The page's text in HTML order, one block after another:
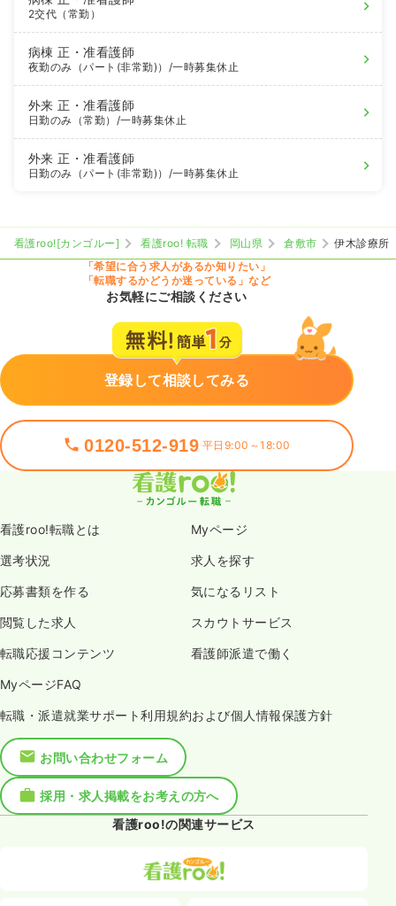
2交代（常勤）
病棟正・准看護師
夜勤のみ（パート(非常勤)） /一時募集休止
外来正・准看護師
日勤のみ（常勤） /一時募集休止
外来正・准看護師
日勤のみ（パート(非常勤)） /一時募集休止
看護roo![カンゴルー] 看護roo! 転職 岡山県 倉敷市
伊木診療所
「希望に合う求人があるか知りたい」
「転職するかどうか迷っている」など
お気軽にご相談ください
登録して相談してみる
0120-512-919 平日9:00～18:00
看護roo!転職とは Myページ
選考状況 求人を探す
応募書類を作る 気になるリスト
閲覧した求人 スカウトサービス
転職応援コンテンツ 看護師派遣で働く
MyページFAQ
転職・派遣就業サポート利用規約および個人情報保護方針
お問い合わせフォーム
採用・求人掲載をお考えの方へ
看護roo!の関連サービス